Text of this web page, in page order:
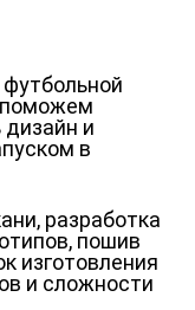
и
в
разработка
пошив
изготовления
и сложности